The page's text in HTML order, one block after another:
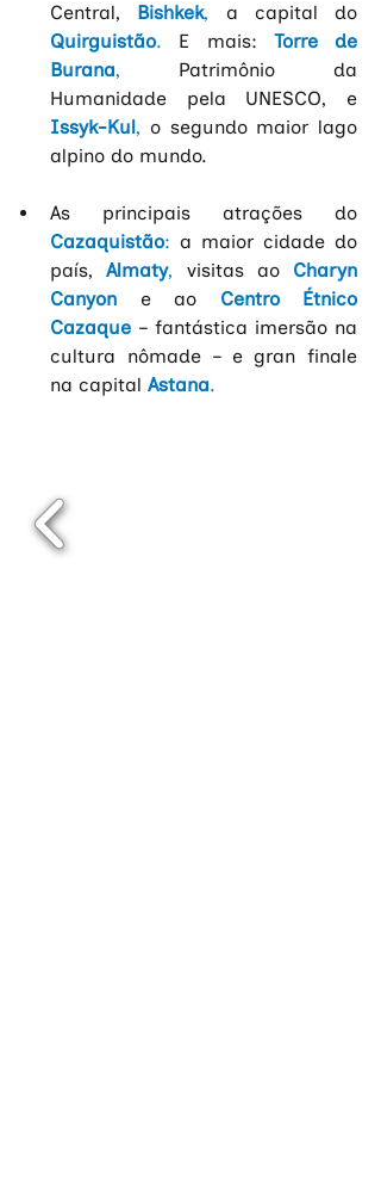
Central,
Bishkek, a capital do
Quirguistão. E mais:
Torre de
Burana, Patrimônio da
Humanidade pela UNESCO, e
Issyk-Kul, o segundo maior lago
alpino do mundo.
As principais atrações do
Cazaquistão: a maior cidade do
país,
Almaty, visitas ao Charyn
Canyon
e ao Centro Étnico
Cazaque – fantástica imersão na
cultura nômade – e gran finale
na capital Astana.